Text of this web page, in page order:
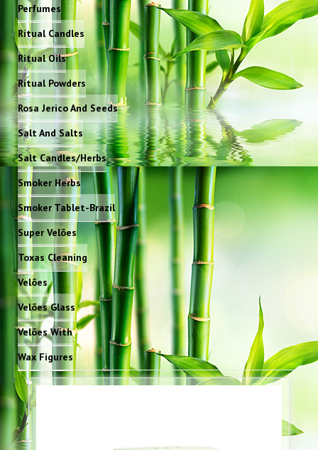
Perfumes
Ritual Candles
Ritual Oils
Ritual Powders
Rosa Jerico And Seeds
Salt And Salts
Salt Candles/Herbs
Smoker Herbs
Smoker Tablet-Brazil
Super Velões
Toxas Cleaning
Velões
Velões Glass
Velões With
Wax Figures